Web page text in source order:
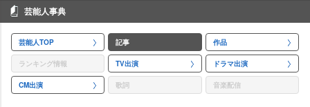
芸能人事典
芸能人TOP 記事 作品
ランキング情報 TV出演 ドラマ出演
CM出演 歌詞 音楽配信